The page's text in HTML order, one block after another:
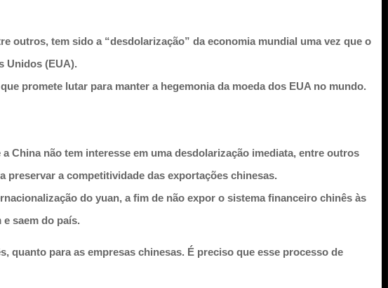
outros, tem sido a “desdolarização” da economia mundial uma vez que o
Unidos (EUA).
promete lutar para manter a hegemonia da moeda dos EUA no mundo.
China não tem interesse em uma desdolarização imediata, entre outros
preservar a competitividade das exportações chinesas.
do yuan, a fim de não expor o sistema financeiro chinês às
saem do país.
para as empresas chinesas. É preciso que esse processo de